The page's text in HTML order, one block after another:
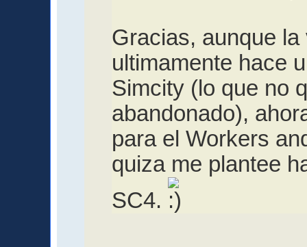
Gracias, aunque
ultimamente hace
Simcity (lo que no
abandonado),
para el Workers
quiza me plantee
SC4.